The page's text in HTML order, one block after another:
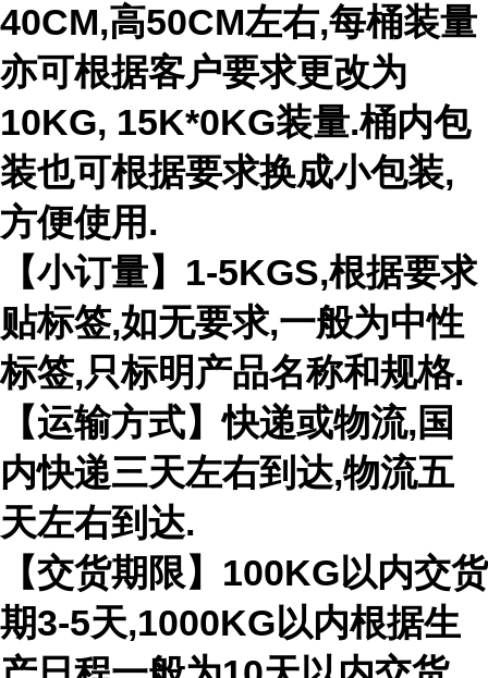
40CM,高50CM左右,每桶装量
亦可根据客户要求更改为
10KG, 15K*0KG装量.桶内包
装也可根据要求换成小包装,
方便使用.
【小订量】1-5KGS,根据要求
贴标签,如无要求,一般为中性
标签,只标明产品名称和规格.
【运输方式】快递或物流,国
内快递三天左右到达,物流五
天左右到达.
【交货期限】100KG以内交货
期3-5天,1000KG以内根据生